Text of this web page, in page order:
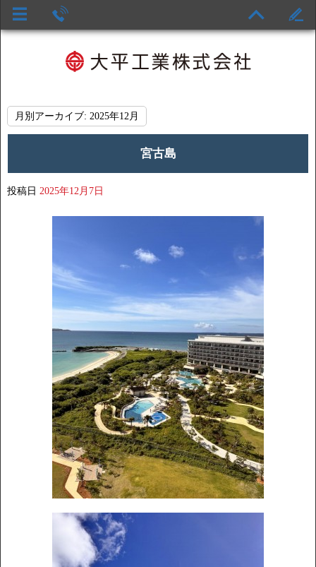
月別アーカイブ: 2025年12月
宮古島
投稿日 2025年12月7日